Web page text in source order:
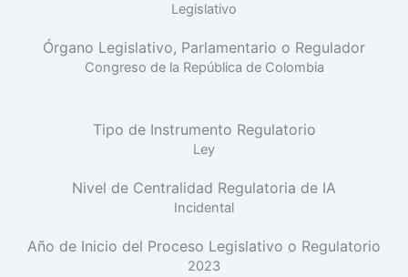
Legislativo
Órgano Legislativo, Parlamentario o Regulador
Congreso de la República de Colombia
Tipo de Instrumento Regulatorio
Ley
Nivel de Centralidad Regulatoria de IA
Incidental
Año de Inicio del Proceso Legislativo o Regulatorio
2023